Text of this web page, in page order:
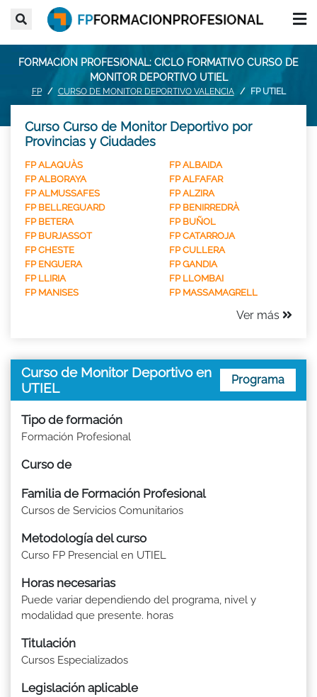
FORMACION PROFESIONAL: CICLO FORMATIVO CURSO DE
MONITOR DEPORTIVO UTIEL
FP CURSO DE MONITOR DEPORTIVO VALENCIA FP UTIEL
Curso Curso de Monitor Deportivo por
Provincias y Ciudades
FP ALAQUÀS
FP ALBAIDA
FP ALBORAYA
FP ALFAFAR
FP ALMUSSAFES
FP ALZIRA
FP BELLREGUARD
FP BENIRREDRÀ
FP BETERA
FP BUÑOL
FP BURJASSOT
FP CATARROJA
FP CHESTE
FP CULLERA
FP ENGUERA
FP GANDIA
FP LLIRIA
FP LLOMBAI
FP MANISES
FP MASSAMAGRELL
Ver más
Curso de Monitor Deportivo en
UTIEL
Programa
Tipo de formación
Formación Profesional
Curso de
Familia de Formación Profesional
Cursos de Servicios Comunitarios
Metodología del curso
Curso FP Presencial en UTIEL
Horas necesarias
Puede variar dependiendo del programa, nivel y
modalidad que presente. horas
Titulación
Cursos Especializados
Legislación aplicable